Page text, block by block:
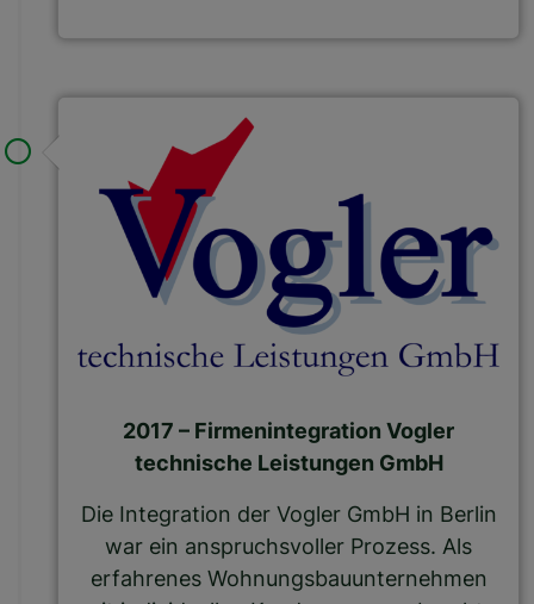
2017 – Firmenintegration Vogler
technische Leistungen GmbH
Die Integration der Vogler GmbH in Berlin
war ein anspruchsvoller Prozess. Als
erfahrenes Wohnungsbauunternehmen